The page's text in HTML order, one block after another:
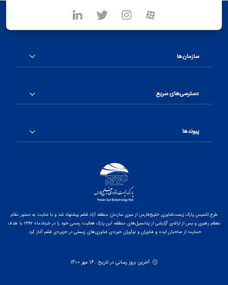
سازمان‌ها
دسترسی‌های سریع
پیوندها
طرح تاسیس پارک زیست‌فناوری خلیج‌فارس از سوی سازمان منطقه آزاد قشم پیشنهاد شد و با عنایت به دستور مقام
معظم رهبری و پس از ارائه‌ی گزارشی از پتانسیل‌های منطقه، این پارک فعالیت رسمی خود را در خردادماه ۱۳۸۷ با هدف
حمایت از صاحبان ایده و فناوران و نوآوران حوزه‌ی فناوری‌های زیستی در جزیره‌ی قشم آغاز کرد.
آخرین بروز رسانی در تاریخ : 16 مهر 1400